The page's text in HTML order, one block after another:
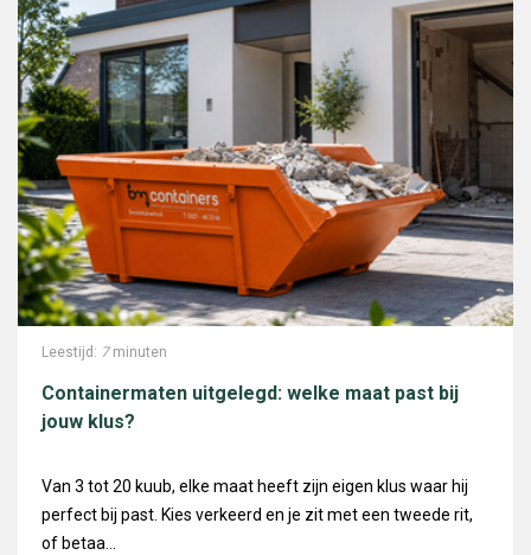
Leestijd: 7minuten
Containermaten uitgelegd: welke maat past bij
jouw klus?
Van 3 tot 20 kuub, elke maat heeft zijn eigen klus waar hij
perfect bij past. Kies verkeerd en je zit met een tweede rit,
of betaa...